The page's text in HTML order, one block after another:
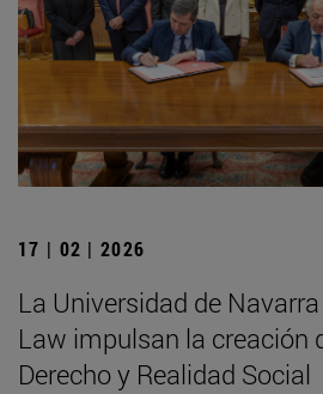
17 | 02 | 2026
La Universidad de
Law impulsan la creación
Derecho y Realidad Social